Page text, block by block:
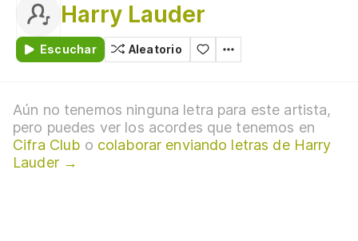
Harry Lauder
Escuchar Aleatorio
Aún no tenemos ninguna letra para este artista,
pero puedes ver los acordes que tenemos en
Cifra Club o colaborar enviando letras de Harry
Lauder →